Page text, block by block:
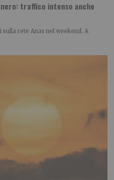
traffico intenso anche
rete Anas nel weekend. A